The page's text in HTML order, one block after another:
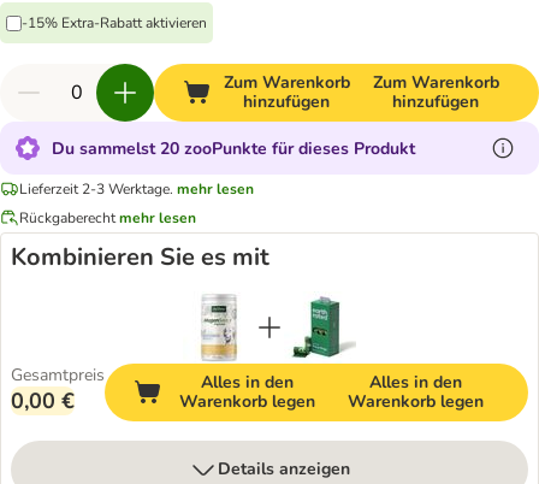
-15% Extra-Rabatt aktivieren
Zum Warenkorb
hinzufügen
Zum Warenkorb
hinzufügen
Du sammelst 20 zooPunkte für dieses Produkt
Lieferzeit 2-3 Werktage. mehr lesen
Rückgaberechtmehr lesen
Kombinieren Sie es mit
Gesamtpreis
0,00 €
Alles in den
Warenkorb legen
Alles in den
Warenkorb legen
Details anzeigen